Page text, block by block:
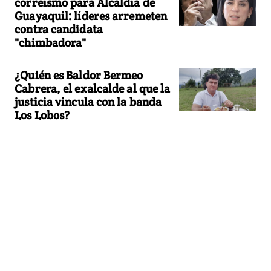
Guayaquil: líderes arremeten
contra candidata
"chimbadora"
¿Quién es Baldor Bermeo
Cabrera, el exalcalde al que la
justicia vincula con la banda
Los Lobos?